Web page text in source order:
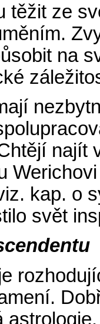
těžit ze
na
najít
kap. o
svět